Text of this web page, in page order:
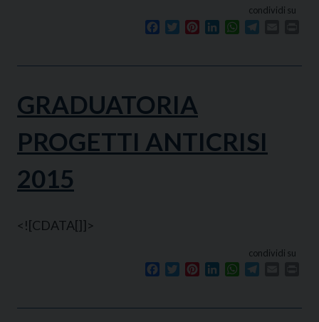
condividi su
Facebook
TwitterPinterestLinkedInWhatsApp
GRADUATORIA
PROGETTI ANTICRISI
2015
<![CDATA[]]>
condividi su
Facebook
TwitterPinterestLinkedInWhatsApp